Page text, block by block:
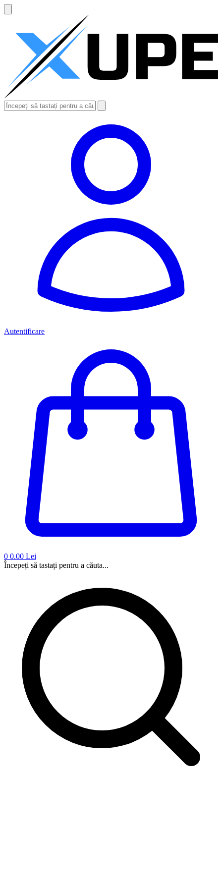
Autentificare
0 0.00 Lei
Începeți să tastați pentru a căuta...